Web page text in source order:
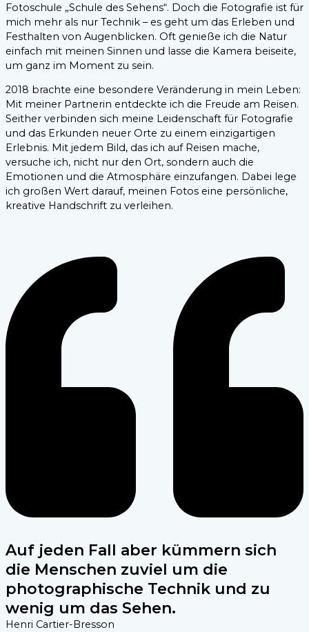
Fotoschule „Schule des Sehens“. Doch die Fotografie ist für
mich mehr als nur Technik – es geht um das Erleben und
Festhalten von Augenblicken. Oft genieße ich die Natur
einfach mit meinen Sinnen und lasse die Kamera beiseite,
um ganz im Moment zu sein.
2018 brachte eine besondere Veränderung in mein Leben:
Mit meiner Partnerin entdeckte ich die Freude am Reisen.
Seither verbinden sich meine Leidenschaft für Fotografie
und das Erkunden neuer Orte zu einem einzigartigen
Erlebnis. Mit jedem Bild, das ich auf Reisen mache,
versuche ich, nicht nur den Ort, sondern auch die
Emotionen und die Atmosphäre einzufangen. Dabei lege
ich großen Wert darauf, meinen Fotos eine persönliche,
kreative Handschrift zu verleihen.
Auf jeden Fall aber kümmern sich
die Menschen zuviel um die
photographische Technik und zu
wenig um das Sehen.
Henri Cartier-Bresson​